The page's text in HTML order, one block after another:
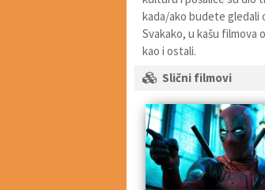
kada/ako budete gledali
Svakako, u kašu filmova
kao i ostali.
Slični filmovi